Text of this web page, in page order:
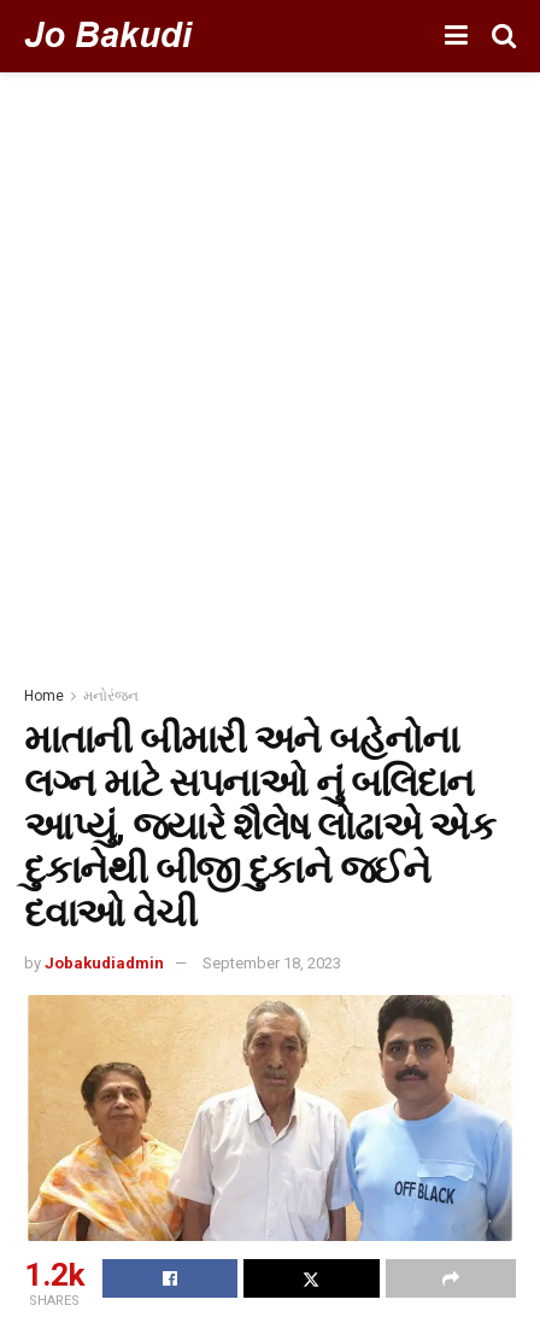
Home મનોરંજન
માતાની બીમારી અને બહેનોના
લગ્ન માટે સપનાઓ નું બલિદાન
આપ્યું, જ્યારે શૈલેષ લોઢાએ એક
દુકાનેથી બીજી દુકાને જઈને
દવાઓ વેચી
by Jobakudiadmin September 18, 2023
1.2k
SHARES